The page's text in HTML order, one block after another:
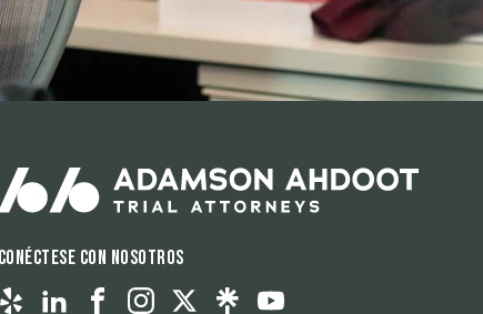
Conéctese con nosotros